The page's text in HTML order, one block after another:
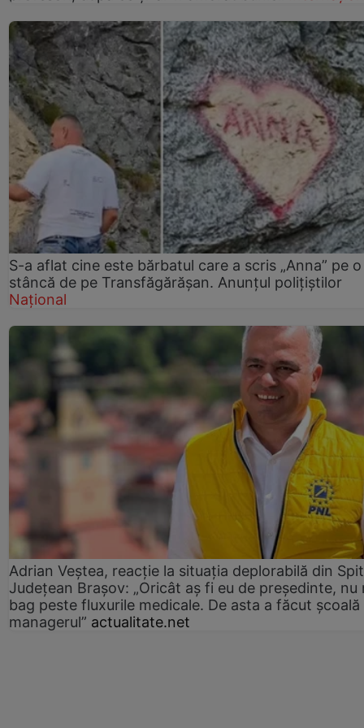
S-a aflat cine este bărbatul care a scris „Anna” pe o
stâncă de pe Transfăgărășan. Anunțul polițiștilor
Național
Adrian Veștea, reacție la situația deplorabilă din
Județean Brașov: „Oricât aș fi eu de președinte, nu
bag peste fluxurile medicale. De asta a făcut școală
managerul” actualitate.net